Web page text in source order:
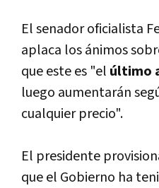
El senador oficialista
aplaca los ánimos
que este es "el último
luego aumentarán
cualquier precio".
El presidente
que el Gobierno ha